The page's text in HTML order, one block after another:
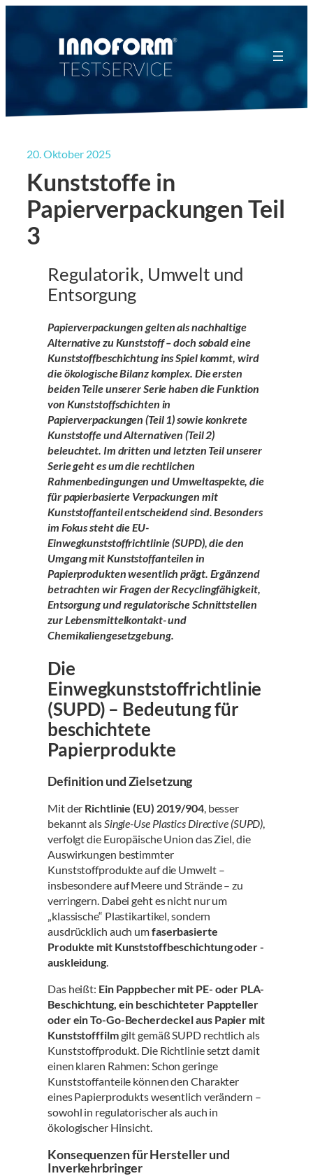
20. Oktober 2025
Kunststoffe in
Papierverpackungen Teil
3
Regulatorik, Umwelt und
Entsorgung
Papierverpackungen gelten als nachhaltige
Alternative zu Kunststoff – doch sobald eine
Kunststoffbeschichtung ins Spiel kommt, wird
die ökologische Bilanz komplex. Die ersten
beiden Teile unserer Serie haben die Funktion
von Kunststoffschichten in
Papierverpackungen (Teil 1) sowie konkrete
Kunststoffe und Alternativen (Teil 2)
beleuchtet. Im dritten und letzten Teil unserer
Serie geht es um die rechtlichen
Rahmenbedingungen und Umweltaspekte, die
für papierbasierte Verpackungen mit
Kunststoffanteil entscheidend sind. Besonders
im Fokus steht die EU-
Einwegkunststoffrichtlinie (SUPD), die den
Umgang mit Kunststoffanteilen in
Papierprodukten wesentlich prägt. Ergänzend
betrachten wir Fragen der Recyclingfähigkeit,
Entsorgung und regulatorische Schnittstellen
zur Lebensmittelkontakt- und
Chemikaliengesetzgebung.
Die
Einwegkunststoffrichtlinie
(SUPD) – Bedeutung für
beschichtete
Papierprodukte
Definition und Zielsetzung
Mit der Richtlinie (EU) 2019/904, besser
bekannt alsSingle-Use Plastics Directive (SUPD),
verfolgt die Europäische Union das Ziel, die
Auswirkungen bestimmter
Kunststoffprodukte auf die Umwelt –
insbesondere auf Meere und Strände – zu
verringern. Dabei geht es nicht nur um
„klassische“ Plastikartikel, sondern
ausdrücklich auch umfaserbasierte
Produkte mit Kunststoffbeschichtung oder -
auskleidung.
Das heißt: Ein Pappbecher mit PE- oder PLA-
Beschichtung, ein beschichteter Pappteller
oder ein To-Go-Becherdeckel aus Papier mit
Kunststofffilmgilt gemäß SUPD rechtlich als
Kunststoffprodukt. Die Richtlinie setzt damit
einen klaren Rahmen: Schon geringe
Kunststoffanteile können den Charakter
eines Papierprodukts wesentlich verändern –
sowohl in regulatorischer als auch in
ökologischer Hinsicht.
Konsequenzen für Hersteller und
Inverkehrbringer